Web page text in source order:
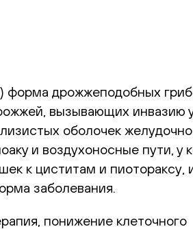
форма дрожжеподобных
вызывающих инвазию
оболочек
и воздухоносные пути, у
к циститам и пиотораксу,
заболевания.
понижение клеточного